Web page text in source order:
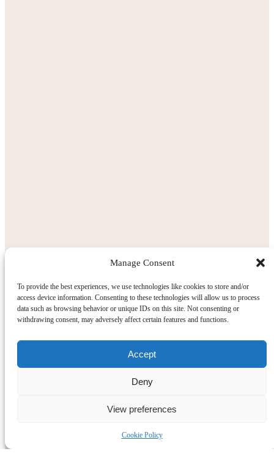
Manage Consent
To provide the best experiences, we use technologies like cookies to store and/or
access device information. Consenting to these technologies will allow us to process
data such as browsing behavior or unique IDs on this site. Not consenting or
withdrawing consent, may adversely affect certain features and functions.
Accept
Deny
View preferences
Cookie Policy